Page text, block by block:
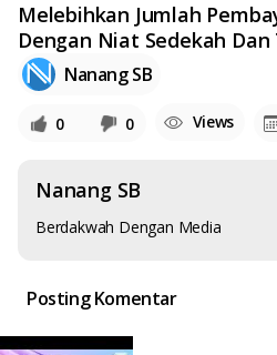
Melebihkan Jumlah
Dengan Niat Sedekah
Nanang SB
0 0 Views
Nanang SB
Berdakwah Dengan Media
Posting Komentar